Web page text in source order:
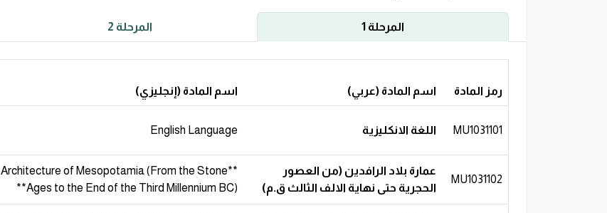
المرحلة 1 المرحلة 2
رمز المادة اسم المادة (عربي) اسم المادة (إنجليزي)
MU1031101 اللغة الانكليزية English Language
MU1031102
عمارة بلاد الرافدين (من العصور
الحجرية حتى نهاية الالف الثالث ق.م)
**Architecture of Mesopotamia (From the Stone
Ages to the End of the Third Millennium BC)**